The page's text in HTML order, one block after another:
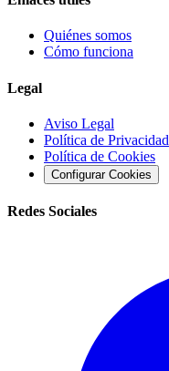
Quiénes somos
Cómo funciona
Legal
Aviso Legal
Política de Privacidad
Política de Cookies
Configurar Cookies
Redes Sociales